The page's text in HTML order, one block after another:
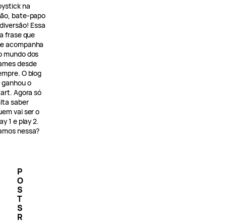
na
bate-papo
Essa
frase que
acompanha
mundo dos
desde
O blog
ganhou o
Agora só
saber
vai ser o
1 e play 2.
nessa?
P
O
S
T
S
R